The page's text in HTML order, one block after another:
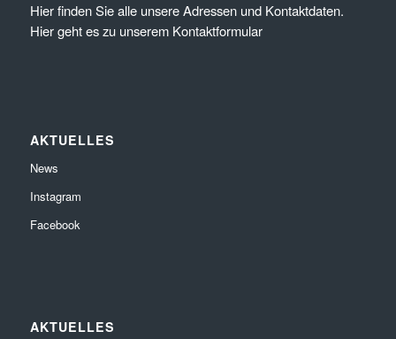
Hierfinden Sie alle unsere Adressen und Kontaktdaten.
Hiergeht es zu unserem Kontaktformular
AKTUELLES
News
Instagram
Facebook
AKTUELLES